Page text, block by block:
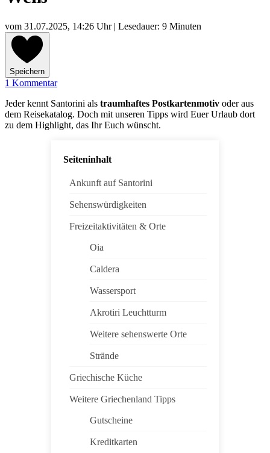
vom 31.07.2025, 14:26 Uhr| Lesedauer: 9 Minuten
Speichern
1 Kommentar
Jeder kennt Santorini als traumhaftes Postkartenmotiv oder aus
dem Reisekatalog. Doch mit unseren Tipps wird Euer Urlaub dort
zu dem Highlight, das Ihr Euch wünscht.
Seiteninhalt
Ankunft auf Santorini
Sehenswürdigkeiten
Freizeitaktivitäten & Orte
Oia
Caldera
Wassersport
Akrotiri Leuchtturm
Weitere sehenswerte Orte
Strände
Griechische Küche
Weitere Griechenland Tipps
Gutscheine
Kreditkarten